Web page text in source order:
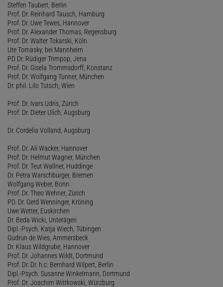
Steffen Taubert, Berlin
Prof. Dr. Reinhard Tausch, Hamburg
Prof. Dr. Uwe Tewes, Hannover
Prof. Dr. Alexander Thomas, Regensburg
Prof. Dr. Walter Tokarski, Köln
Ute Tomasky, bei Mannheim
PD Dr. Rüdiger Trimpop, Jena
Prof. Dr. Gisela Trommsdorff, Konstanz
Prof. Dr. Wolfgang Tunner, München
Dr. phil. Lilo Tutsch, Wien
Prof. Dr. Ivars Udris, Zürich
Prof. Dr. Dieter Ulich, Augsburg
Dr. Cordelia Volland, Augsburg
Prof. Dr. Ali Wacker, Hannover
Prof. Dr. Helmut Wagner, München
Prof. Dr. Teut Wallner, Huddinge
Dr. Petra Warschburger, Bremen
Wolfgang Weber, Bonn
Prof. Dr. Theo Wehner, Zürich
PD. Dr. Gerd Wenninger, Kröning
Uwe Wetter, Euskirchen
Dr. Beda Wicki, Unterägeri
Dipl.-Psych. Katja Wiech, Tübingen
Gudrun de Wies, Ammersbeck
Dr. Klaus Wildgrube, Hannover
Prof. Dr. Johannes Wildt, Dortmund
Prof. Dr. Dr. h.c. Bernhard Wilpert, Berlin
Dipl.-Psych. Susanne Winkelmann, Dortmund
Prof. Dr. Joachim Wittkowski, Würzburg